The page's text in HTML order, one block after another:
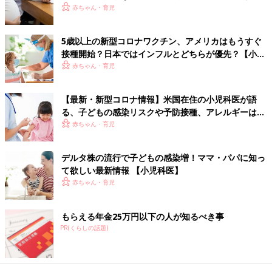
日本は世界の中で、ワクチン後進国ともいわれています。受ける
側である、国民全体の意識にも問題があると種市先生は言いま
す。
「たとえば子宮頸がんのワクチン（HPVワクチン）は、基本的に
で、子宮頸がん全体の50～70％の原因とされる2種類のヒトパピ
ローマウイルス（16型と18型）の感染やがんになる手前の異常
を90％以上予防できることもわかっています。最近では、子宮頸
部だけではなく、その周囲の組織にも入り込む浸潤子宮頸がんに
対しても高い予防効果が海外で報告されました。
しかし接種後、ごく一部の人に失神、運動機能の障害などが起こ
ったことで行政を含めて接種控えが起きて、接種率は1％未満と
なってしまいました。その後のさまざまな研究、調査で、この症
状とワクチンとは関連性が低いと考えられています。
副反応のリスクと、わが子が子宮頸がんになったときのリスクを
てんびんにかけてみてください。日本で、子宮頸がんになる人は
年間1万1000人、亡くなる人は年間2800人と言われています。子
体験談
赤ちゃん・育児
5歳以上の新型コロナワクチン、アメリカはもうすぐ
接種開始？日本ではインフルとどちらが優先？【小児
科医】
赤ちゃん・育児
【最新・新型コロナ情報】米国在住の小児科医が語
る、子どもの感染リスクや予防接種、アレルギーは大
丈夫？
赤ちゃん・育児
デルタ株の流行で子どもの感染増！ママ・パパに知っ
て欲しい最新情報 【小児科医】
赤ちゃん・育児
もらえる年金25万円以下の人が知るべき事
PR(くらしの話題)